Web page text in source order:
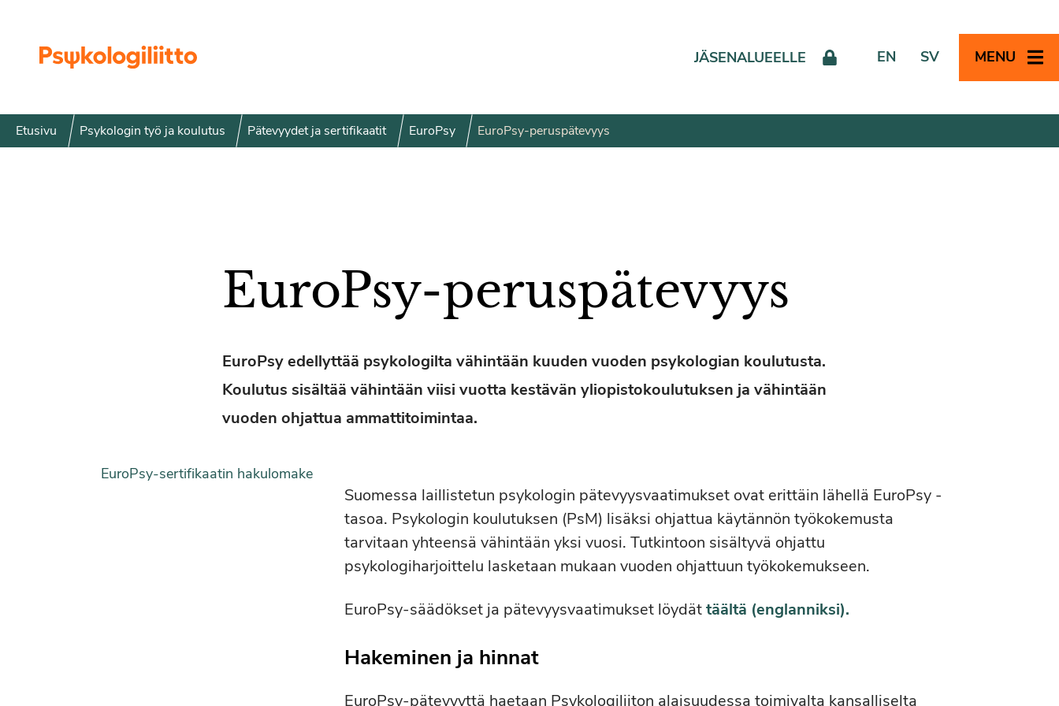
JÄSENALUEELLE EN SV MENU
Etusivu Psykologin työ ja koulutus Pätevyydet ja sertifikaatit EuroPsy EuroPsy-peruspätevyys
EuroPsy-peruspätevyys
EuroPsy edellyttää psykologilta vähintään kuuden vuoden psykologian koulutusta.
Koulutus sisältää vähintään viisi vuotta kestävän yliopistokoulutuksen ja vähintään
vuoden ohjattua ammattitoimintaa.
EuroPsy-sertifikaatin hakulomake
Suomessa laillistetun psykologin pätevyysvaatimukset ovat erittäin lähellä EuroPsy -
tasoa. Psykologin koulutuksen (PsM) lisäksi ohjattua käytännön työkokemusta
tarvitaan yhteensä vähintään yksi vuosi. Tutkintoon sisältyvä ohjattu
psykologiharjoittelu lasketaan mukaan vuoden ohjattuun työkokemukseen.
EuroPsy-säädökset ja pätevyysvaatimukset löydättäältä (englanniksi).
Hakeminen ja hinnat
EuroPsy-pätevyyttä haetaan Psykologiliiton alaisuudessa toimivalta kansalliselta